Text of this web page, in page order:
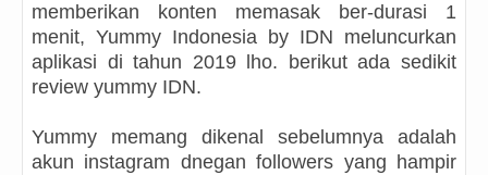
memberikan konten memasak ber-durasi 1
menit, Yummy Indonesia by IDN meluncurkan
aplikasi di tahun 2019 lho. berikut ada sedikit
review yummy IDN.
Yummy memang dikenal sebelumnya adalah
akun instagram dnegan followers yang hampir